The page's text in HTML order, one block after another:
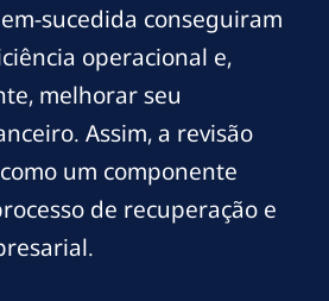
sucedida conseguiram
operacional e,
melhorar seu
Assim, a revisão
um componente
de recuperação e